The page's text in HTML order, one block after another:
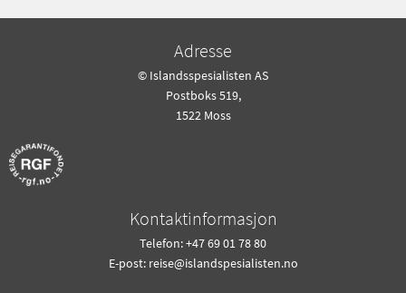
Adresse
© Islandsspesialisten AS
Postboks 519,
1522 Moss
Kontaktinformasjon
Telefon: +47 69 01 78 80
E-post: reise@islandspesialisten.no